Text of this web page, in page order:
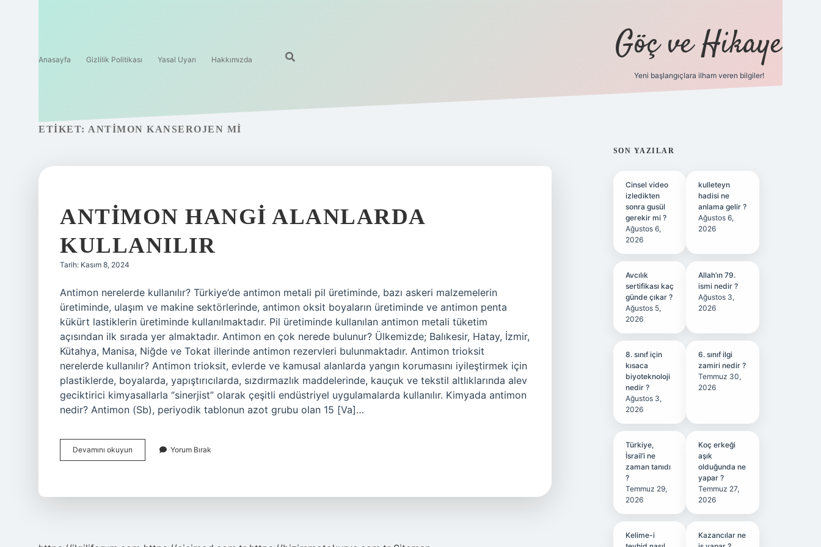
Anasayfa Gizlilik Politikası Yasal Uyarı Hakkımızda Göç ve Hikaye
Yeni başlangıçlara ilham veren bilgiler!
ETIKET: ANTIMON KANSEROJEN MI
ANTIMON HANGI ALANLARDA
KULLANILIR
Tarih: Kasım 8, 2024
Antimon nerelerde kullanılır? Türkiye’de antimon metali pil üretiminde, bazı askeri malzemelerin
üretiminde, ulaşım ve makine sektörlerinde, antimon oksit boyaların üretiminde ve antimon penta
kükürt lastiklerin üretiminde kullanılmaktadır. Pil üretiminde kullanılan antimon metali tüketim
açısından ilk sırada yer almaktadır. Antimon en çok nerede bulunur? Ülkemizde; Balıkesir, Hatay, İzmir,
Kütahya, Manisa, Niğde ve Tokat illerinde antimon rezervleri bulunmaktadır. Antimon trioksit
nerelerde kullanılır? Antimon trioksit, evlerde ve kamusal alanlarda yangın korumasını iyileştirmek için
plastiklerde, boyalarda, yapıştırıcılarda, sızdırmazlık maddelerinde, kauçuk ve tekstil altlıklarında alev
geciktirici kimyasallarla “sinerjist” olarak çeşitli endüstriyel uygulamalarda kullanılır. Kimyada antimon
nedir? Antimon (Sb), periyodik tablonun azot grubu olan 15 [Va]…
Devamını okuyun Antimon
Hangi
Yorum Bırak
SIDEBAR
SON YAZILAR
Cinsel video
izledikten
sonra gusül
gerekir mi ?
Ağustos 6,
2026
kulleteyn
hadisi ne
anlama gelir ?
Ağustos 6,
2026
Avcılık
sertifikası kaç
günde çıkar ?
Ağustos 5,
2026
Allah’ın 79.
ismi nedir ?
Ağustos 3,
2026
8. sınıf için
kısaca
biyoteknoloji
nedir ?
Ağustos 3,
2026
6. sınıf ilgi
zamiri nedir ?
Temmuz 30,
2026
Türkiye,
İsrail’i ne
zaman tanıdı
?
Temmuz 29,
2026
Koç erkeği
aşık
olduğunda ne
yapar ?
Temmuz 27,
2026
Kelime-i
Kazancılar ne